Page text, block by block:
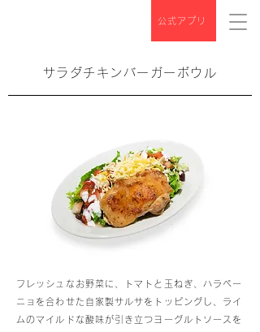
公式アプリ
サラダチキンバーガーボウル
フレッシュなお野菜に、トマトと玉ねぎ、ハラペー
ニョを合わせた自家製サルサをトッピングし、ライ
ムのマイルドな酸味が引き立つヨーグルトソースを